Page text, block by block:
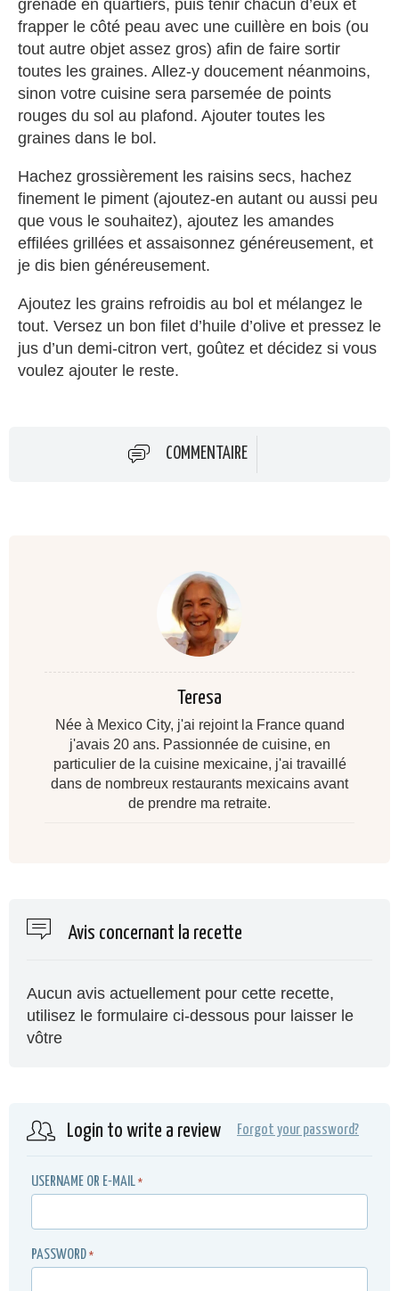
grenade en quartiers, puis tenir chacun d’eux et
frapper le côté peau avec une cuillère en bois (ou
tout autre objet assez gros) afin de faire sortir
toutes les graines. Allez-y doucement néanmoins,
sinon votre cuisine sera parsemée de points
rouges du sol au plafond. Ajouter toutes les
graines dans le bol.
Hachez grossièrement les raisins secs, hachez
finement le piment (ajoutez-en autant ou aussi peu
que vous le souhaitez), ajoutez les amandes
effilées grillées et assaisonnez généreusement, et
je dis bien généreusement.
Ajoutez les grains refroidis au bol et mélangez le
tout. Versez un bon filet d’huile d’olive et pressez le
jus d’un demi-citron vert, goûtez et décidez si vous
voulez ajouter le reste.
COMMENTAIRE
Teresa
Née à Mexico City, j'ai rejoint la France quand
j'avais 20 ans. Passionnée de cuisine, en
particulier de la cuisine mexicaine, j'ai travaillé
dans de nombreux restaurants mexicains avant
de prendre ma retraite.
Avis concernant la recette
Aucun avis actuellement pour cette recette,
utilisez le formulaire ci-dessous pour laisser le
vôtre
Login to write a review Forgot your password?
USERNAME OR E-MAIL *
PASSWORD *